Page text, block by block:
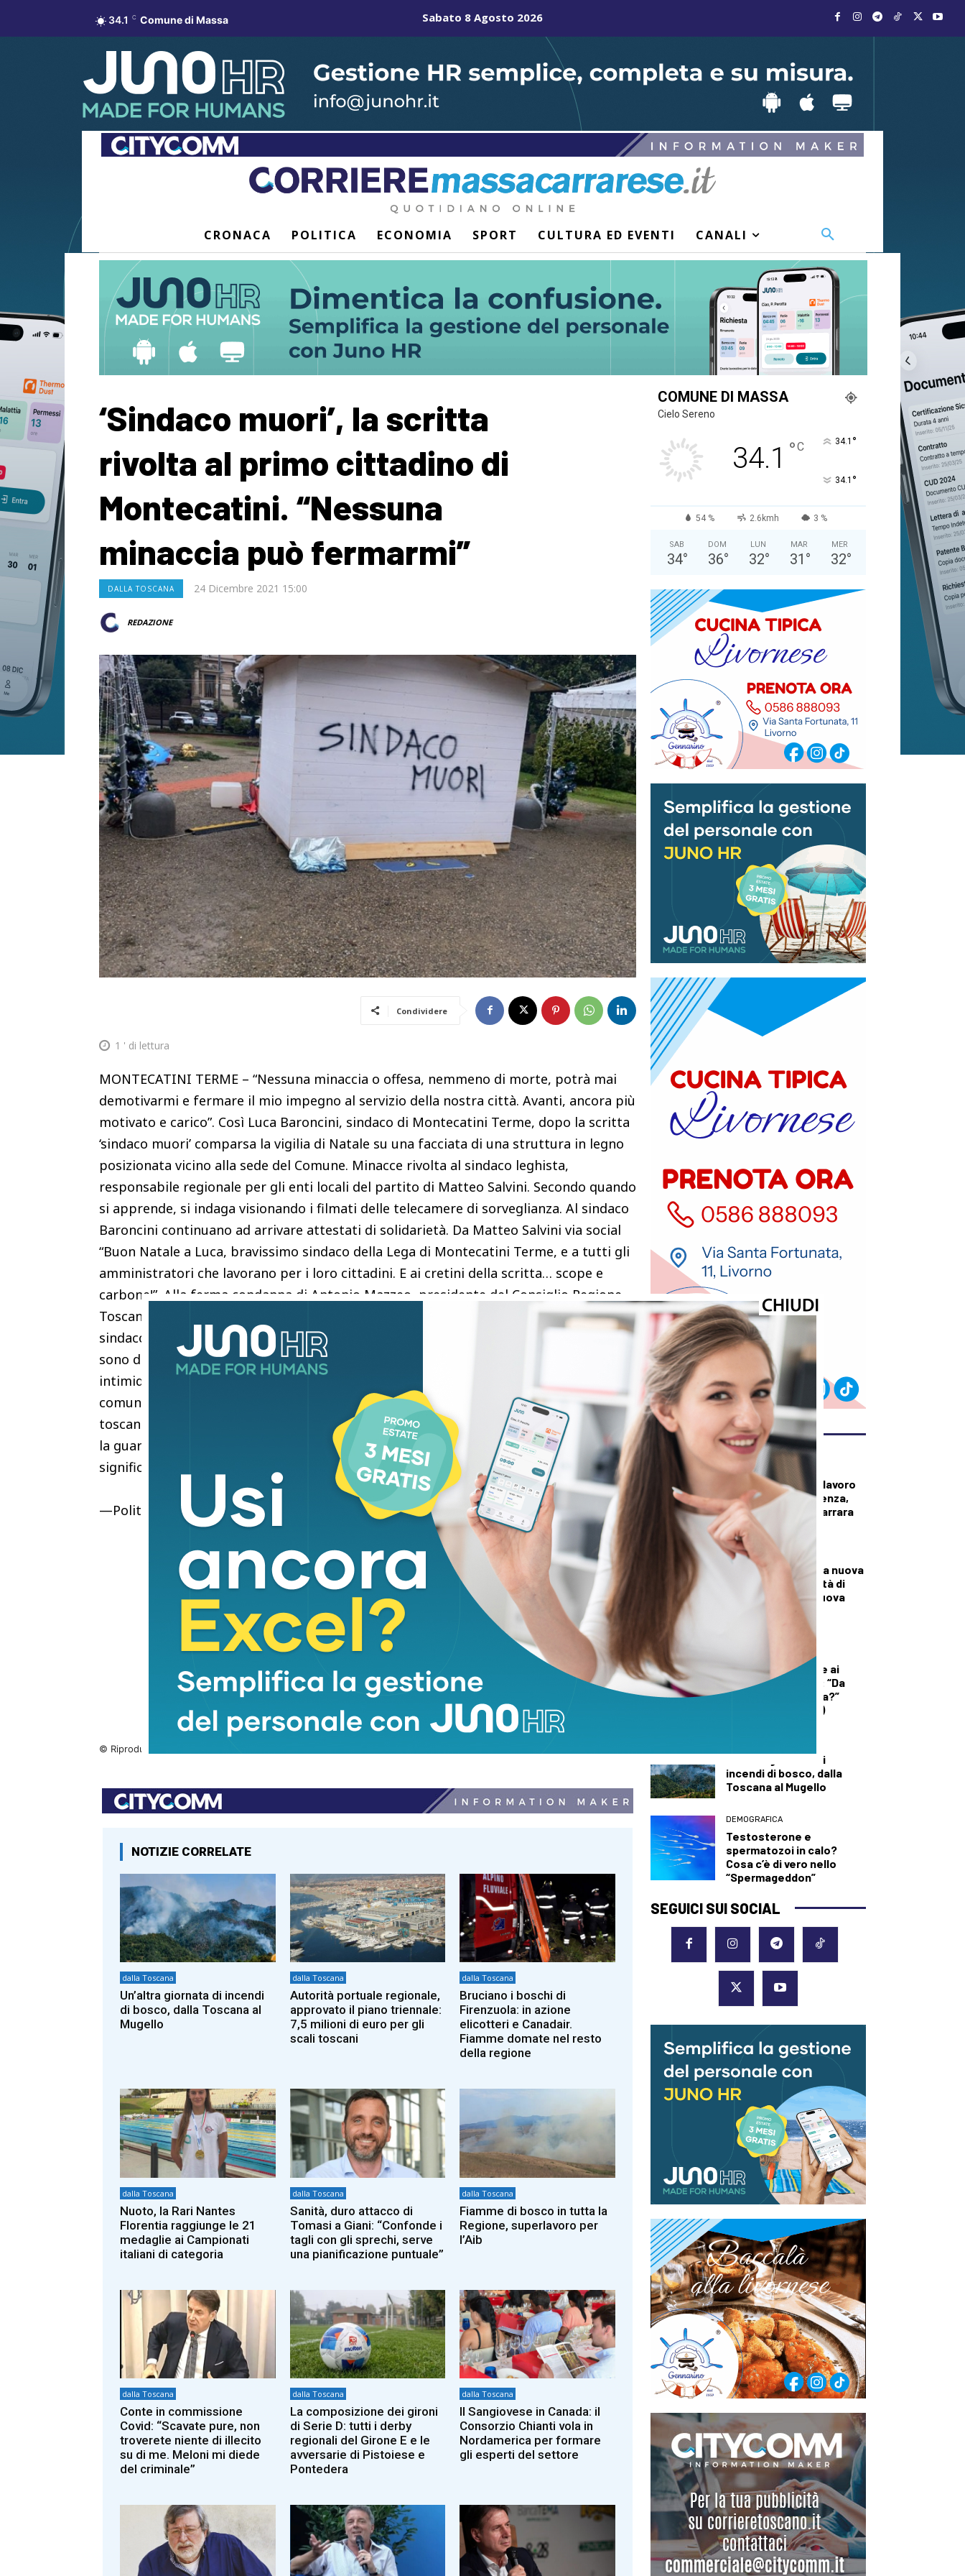
34.1 C Comune di Massa Sabato 8 Agosto 2026
CRONACA POLITICA ECONOMIA SPORT CULTURA ED EVENTI CANALI
‘Sindaco muori’, la scritta
rivolta al primo cittadino di
Montecatini. “Nessuna
minaccia può fermarmi”
DALLA TOSCANA 24 Dicembre 2021 15:00
REDAZIONE
Condividere
1 ' di lettura
MONTECATINI TERME – “Nessuna minaccia o offesa, nemmeno di morte, potrà mai
demotivarmi e fermare il mio impegno al servizio della nostra città. Avanti, ancora più
motivato e carico”. Così Luca Baroncini, sindaco di Montecatini Terme, dopo la scritta
‘sindaco muori’ comparsa la vigilia di Natale su una facciata di una struttura in legno
posizionata vicino alla sede del Comune. Minacce rivolta al sindaco leghista,
responsabile regionale per gli enti locali del partito di Matteo Salvini. Secondo quando
si apprende, si indaga visionando i filmati delle telecamere di sorveglianza. Al sindaco
Baroncini continuano ad arrivare attestati di solidarietà. Da Matteo Salvini via social
“Buon Natale a Luca, bravissimo sindaco della Lega di Montecatini Terme, e a tutti gli
amministratori che lavorano per i loro cittadini. E ai cretini della scritta… scope e
carbone!”. Alla ferma condanna di Antonio Mazzeo, presidente del Consiglio Regione
Toscana. “Esprimo la solidarietà, a nome personale e dell’intera assemblea toscana, al
sindaco Luca Baroncini per le minacce di morte ricevute”. Quindi Mazzeo “Simili gesti
sono da condannare con fermezza. Sono convinto che il primo cittadino non si lascerà
intimidire e continuerà nel suo mandato, al servizio della sua comunità. A lui e alla
comunità di Montecatini faremo sentire la vicinanza delle istituzioni e della comunità
toscana tutta. Ora più di sempre, chi ha impegni istituzionali è chiamato a tenere alta
la guardia contro ogni sorta di violenza o di intimidazione. Rispettare e difendere loro
significa rispettare e difendere la democrazia”.
—PoliticaREDAZIONE
© Riproduzione riservata
NOTIZIE CORRELATE
dalla Toscana
Un’altra giornata di incendi
di bosco, dalla Toscana al
Mugello
dalla Toscana
Autorità portuale regionale,
approvato il piano triennale:
7,5 milioni di euro per gli
scali toscani
dalla Toscana
Bruciano i boschi di
Firenzuola: in azione
elicotteri e Canadair.
Fiamme domate nel resto
della regione
dalla Toscana
Nuoto, la Rari Nantes
Florentia raggiunge le 21
medaglie ai Campionati
italiani di categoria
dalla Toscana
Sanità, duro attacco di
Tomasi a Giani: “Confonde i
tagli con gli sprechi, serve
una pianificazione puntuale”
dalla Toscana
Fiamme di bosco in tutta la
Regione, superlavoro per
l’Aib
dalla Toscana
Conte in commissione
Covid: “Scavate pure, non
troverete niente di illecito
su di me. Meloni mi diede
del criminale”
dalla Toscana
La composizione dei gironi
di Serie D: tutti i derby
regionali del Girone E e le
avversarie di Pistoiese e
Pontedera
dalla Toscana
Il Sangiovese in Canada: il
Consorzio Chianti vola in
Nordamerica per formare
gli esperti del settore
COMUNE DI MASSA
Cielo Sereno
34.1 °C 34.1 °
34.1 °
54 % 2.6kmh 3 %
SAB
34°
DOM
36°
LUN
32°
MAR
31 °
MER
32°
ULTIMI ARTICOLI
CRONACA
Operaio morto sul lavoro
in un’azienda di Avenza,
lutto cittadino a Carrara
per i funerali
CRONACA
A Palazzo Mazzini la nuova
Casa della Comunità di
Pontremoli: è la nuova
sede della sanità
Licia Colò risponde ai
commenti sull’età: “Da
quando è un’offesa?”
(solo per le donne)
Un’altra giornata di
incendi di bosco, dalla
Toscana al Mugello
DEMOGRAFICA
Testosterone e
spermatozoi in calo?
Cosa c’è di vero nello
“Spermageddon”
SEGUICI SUI SOCIAL